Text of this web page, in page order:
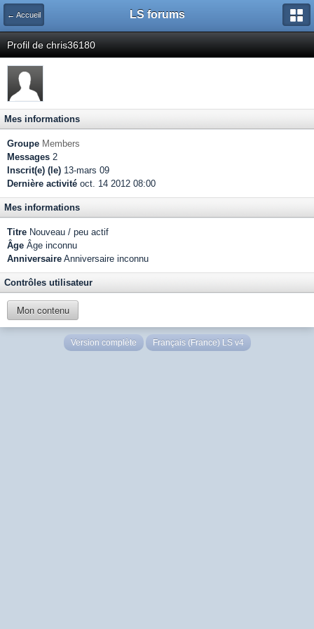
← Accueil LS forums
Profil de chris36180
Mes informations
Groupe Members
Messages 2
Inscrit(e) (le) 13-mars 09
Dernière activité oct. 14 2012 08:00
Mes informations
Titre Nouveau / peu actif
Âge Âge inconnu
Anniversaire Anniversaire inconnu
Contrôles utilisateur
Mon contenu
Version complète Français (France) LS v4